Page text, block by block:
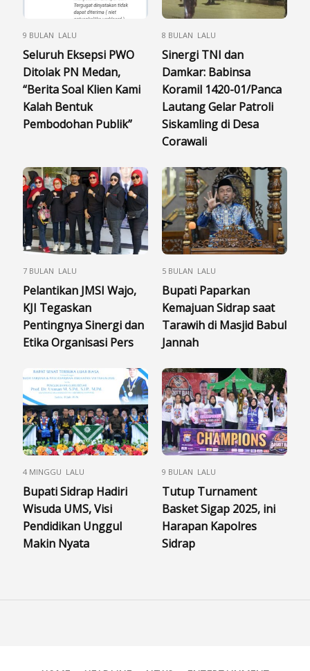
9 BULAN LALU
Seluruh Eksepsi PWO
Ditolak PN Medan,
“Berita Soal Klien Kami
Kalah Bentuk
Pembodohan Publik”
8 BULAN LALU
Sinergi TNI dan
Damkar: Babinsa
Koramil 1420-01/Panca
Lautang Gelar Patroli
Siskamling di Desa
Corawali
7 BULAN LALU
Pelantikan JMSI Wajo,
KJI Tegaskan
Pentingnya Sinergi dan
Etika Organisasi Pers
5 BULAN LALU
Bupati Paparkan
Kemajuan Sidrap saat
Tarawih di Masjid Babul
Jannah
4 MINGGU LALU
Bupati Sidrap Hadiri
Wisuda UMS, Visi
Pendidikan Unggul
Makin Nyata
9 BULAN LALU
Tutup Turnament
Basket Sigap 2025, ini
Harapan Kapolres
Sidrap